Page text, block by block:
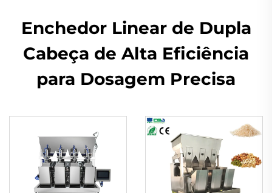
Enchedor Linear de Dupla
Cabeça de Alta Eficiência
para Dosagem Precisa